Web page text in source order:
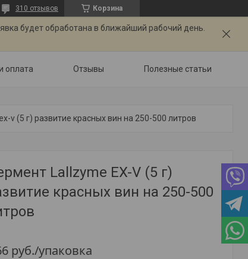
Корзина
310 отзывов
будет обработана в ближайший рабочий день.
оплата Отзывы Полезные статьи
v (5 г) развитие красных вин на 250-500 литров
Lallzyme EX-V (5 г)
красных вин на 250-500
руб./упаковка